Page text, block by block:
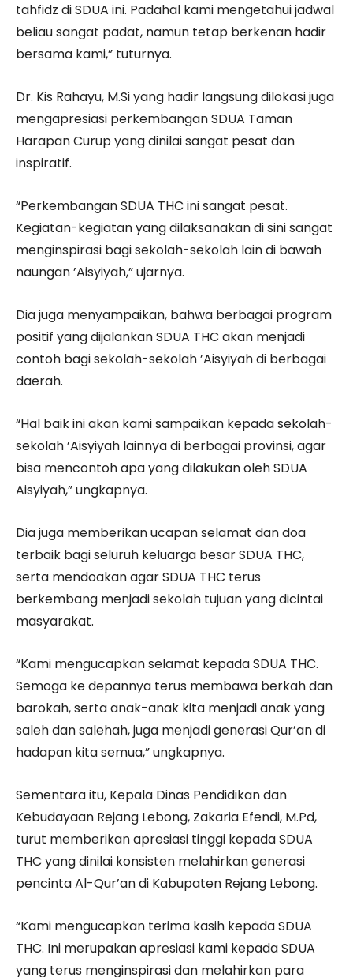
tahfidz di SDUA ini. Padahal kami mengetahui jadwal
beliau sangat padat, namun tetap berkenan hadir
bersama kami,” tuturnya.
Dr. Kis Rahayu, M.Si yang hadir langsung dilokasi juga
mengapresiasi perkembangan SDUA Taman
Harapan Curup yang dinilai sangat pesat dan
inspiratif.
“Perkembangan SDUA THC ini sangat pesat.
Kegiatan-kegiatan yang dilaksanakan di sini sangat
menginspirasi bagi sekolah-sekolah lain di bawah
naungan ’Aisyiyah,” ujarnya.
Dia juga menyampaikan, bahwa berbagai program
positif yang dijalankan SDUA THC akan menjadi
contoh bagi sekolah-sekolah ’Aisyiyah di berbagai
daerah.
“Hal baik ini akan kami sampaikan kepada sekolah-
sekolah ’Aisyiyah lainnya di berbagai provinsi, agar
bisa mencontoh apa yang dilakukan oleh SDUA
Aisyiyah,” ungkapnya.
Dia juga memberikan ucapan selamat dan doa
terbaik bagi seluruh keluarga besar SDUA THC,
serta mendoakan agar SDUA THC terus
berkembang menjadi sekolah tujuan yang dicintai
masyarakat.
“Kami mengucapkan selamat kepada SDUA THC.
Semoga ke depannya terus membawa berkah dan
barokah, serta anak-anak kita menjadi anak yang
saleh dan salehah, juga menjadi generasi Qur’an di
hadapan kita semua,” ungkapnya.
Sementara itu, Kepala Dinas Pendidikan dan
Kebudayaan Rejang Lebong, Zakaria Efendi, M.Pd,
turut memberikan apresiasi tinggi kepada SDUA
THC yang dinilai konsisten melahirkan generasi
pencinta Al-Qur’an di Kabupaten Rejang Lebong.
“Kami mengucapkan terima kasih kepada SDUA
THC. Ini merupakan apresiasi kami kepada SDUA
yang terus menginspirasi dan melahirkan para